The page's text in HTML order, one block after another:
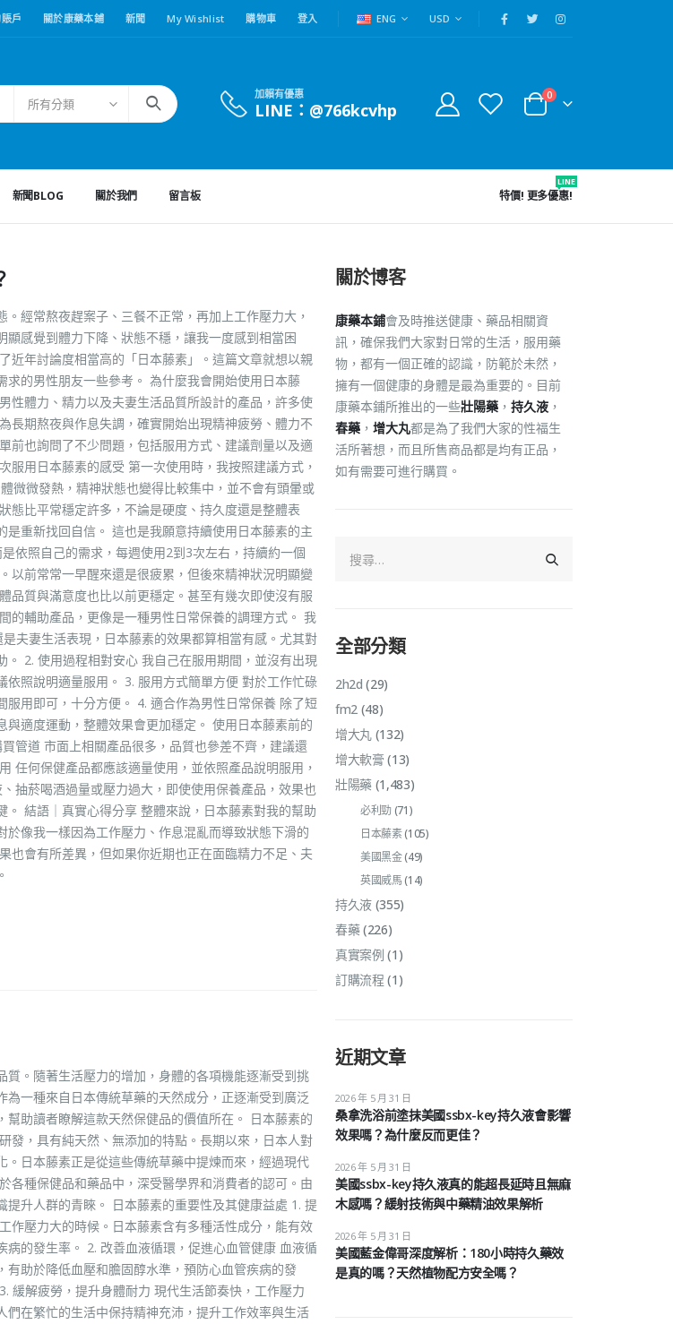
戶 關於康藥本鋪 新聞 My Wishlist 購物車 登入 ENG USD
所有分類
加賴有優惠
LINE：@766kcvhp
0
新聞BLOG 關於我們 留言板 特價! 更多優惠!
LINE
經常熬夜趕案子、三餐不正常，再加上工作壓力大，
感覺到體力下降、狀態不穩，讓我一度感到相當困
近年討論度相當高的「日本藤素」。這篇文章就想以親
的男性朋友一些參考。 為什麼我會開始使用日本藤
性體力、精力以及夫妻生活品質所設計的產品，許多使
長期熬夜與作息失調，確實開始出現精神疲勞、體力不
前也詢問了不少問題，包括服用方式、建議劑量以及適
用日本藤素的感受 第一次使用時，我按照建議方式，
微微發熱，精神狀態也變得比較集中，並不會有頭暈或
態比平常穩定許多，不論是硬度、持久度還是整體表
重新找回自信。 這也是我願意持續使用日本藤素的主
依照自己的需求，每週使用2到3次左右，持續約一個
以前常常一早醒來還是很疲累，但後來精神狀況明顯變
品質與滿意度也比以前更穩定。甚至有幾次即使沒有服
的輔助產品，更像是一種男性日常保養的調理方式。 我
夫妻生活表現，日本藤素的效果都算相當有感。尤其對
2. 使用過程相對安心 我自己在服用期間，並沒有出現
照說明適量服用。 3. 服用方式簡單方便 對於工作忙碌
用即可，十分方便。 4. 適合作為男性日常保養 除了短
適度運動，整體效果會更加穩定。 使用日本藤素前的
管道 市面上相關產品很多，品質也參差不齊，建議還
任何保健產品都應該適量使用，並依照產品說明服用，
抽菸喝酒過量或壓力過大，即使使用保養產品，效果也
結語｜真實心得分享 整體來說，日本藤素對我的幫助
像我一樣因為工作壓力、作息混亂而導致狀態下滑的
也會有所差異，但如果你近期也正在面臨精力不足、夫
。隨著生活壓力的增加，身體的各項機能逐漸受到挑
一種來自日本傳統草藥的天然成分，正逐漸受到廣泛
助讀者瞭解這款天然保健品的價值所在。 日本藤素的
發，具有純天然、無添加的特點。長期以來，日本人對
日本藤素正是從這些傳統草藥中提煉而來，經過現代
各種保健品和藥品中，深受醫學界和消費者的認可。由
升人群的青睞。 日本藤素的重要性及其健康益處 1. 提
作壓力大的時候。日本藤素含有多種活性成分，能有效
的發生率。 2. 改善血液循環，促進心血管健康 血液循
助於降低血壓和膽固醇水準，預防心血管疾病的發
緩解疲勞，提升身體耐力 現代生活節奏快，工作壓力
在繁忙的生活中保持精神充沛，提升工作效率與生活
關於博客
康藥本鋪會及時推送健康、藥品相關資
訊，確保我們大家對日常的生活，服用藥
物，都有一個正確的認識，防範於未然，
擁有一個健康的身體是最為重要的。目前
康藥本鋪所推出的一些壯陽藥 ， 持久液 ，
春藥 ， 增大丸都是為了我們大家的性福生
活所著想，而且所售商品都是均有正品，
如有需要可進行購買。
全部分類
2h2d (29)
fm2(48)
增大丸(132)
增大軟膏 (13)
壯陽藥(1,483)
必利勁(71)
日本藤素(105)
美國黑金(49)
英國威馬(14)
持久液(355)
春藥(226)
真實案例 (1)
訂購流程 (1)
近期文章
桑拿洗浴前塗抹美國ssbx-key持久液會影響
效果嗎？為什麼反而更佳？
2026 年 5 月 31 日
美國ssbx-key持久液真的能超長延時且無麻
木感嗎？緩射技術與中藥精油效果解析
2026 年 5 月 31 日
美國藍金偉哥深度解析：180小時持久藥效
是真的嗎？天然植物配方安全嗎？
2026 年 5 月 31 日